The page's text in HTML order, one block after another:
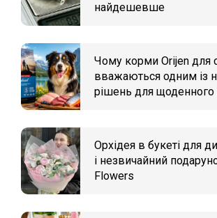
найдешевше
Чому корми Orijen для
вважаються одним із
рішень для щоденного
Орхідея в букеті для
і незвичайний
Flowers